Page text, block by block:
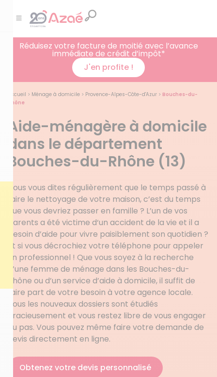
Réduisez votre facture de moitié avec l’avance
immédiate de crédit d’impôt*
J'en profite !
Accueil > Ménage à domicile > Provence-Alpes-Côte-d'Azur > Bouches-du-
Rhône
Aide-ménagère à domicile
dans le département
Bouches-du-Rhône (13)
Vous vous dites régulièrement que le temps passé à
faire le nettoyage de votre maison, c’est du temps
que vous devriez passer en famille ? L’un de vos
parents a été victime d‘un accident de la vie et il a
besoin d’aide pour vivre paisiblement son quotidien ?
Et si vous décrochiez votre téléphone pour appeler
un professionnel ! Que vous soyez à la recherche
d’une femme de ménage dans les Bouches-du-
Rhône ou d’un service d’aide à domicile, il suffit de
faire part de votre besoin à votre agence locale.
Tous les nouveaux dossiers sont étudiés
gracieusement et vous restez libre de vous engager
ou pas. Vous pouvez même faire votre demande de
devis directement en ligne.
Obtenez votre devis personnalisé